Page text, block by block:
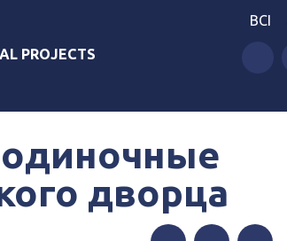
PROJECTS
BCI
дворца